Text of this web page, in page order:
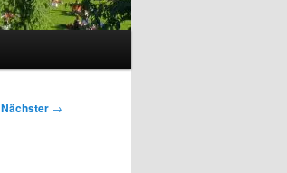
Nächster →